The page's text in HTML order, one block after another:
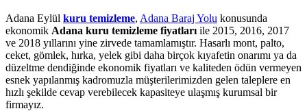
Adana Eylül kuru temizleme, Adana Baraj Yolu konusunda
ekonomik Adana kuru temizleme fiyatları ile 2015, 2016, 2017
ve 2018 yıllarını yine zirvede tamamlamıştır. Hasarlı mont, palto,
ceket, gömlek, hırka, yelek gibi daha birçok kıyafetin onarımı ya da
düzeltme dendiğinde ekonomik fiyatları ve kaliteden ödün vermeyen
esnek yapılanmış kadromuzla müşterilerimizden gelen taleplere en
hızlı şekilde cevap verebilecek kapasiteye ulaşmış kurumsal bir
firmayız.